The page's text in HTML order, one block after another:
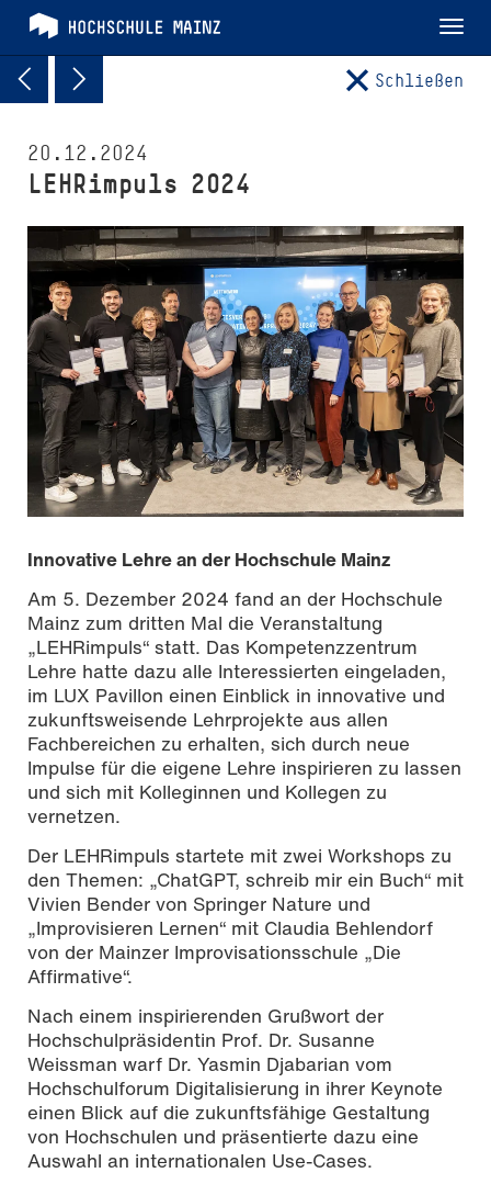
Schließen
20.12.2024
LEHRimpuls 2024
Innovative Lehre an der Hochschule Mainz
Am 5. Dezember 2024 fand an der Hochschule
Mainz zum dritten Mal die Veranstaltung
„LEHRimpuls“ statt. Das Kompetenzzentrum
Lehre hatte dazu alle Interessierten eingeladen,
im LUX Pavillon einen Einblick in innovative und
zukunftsweisende Lehrprojekte aus allen
Fachbereichen zu erhalten, sich durch neue
Impulse für die eigene Lehre inspirieren zu lassen
und sich mit Kolleginnen und Kollegen zu
vernetzen.
Der LEHRimpuls startete mit zwei Workshops zu
den Themen: „ChatGPT, schreib mir ein Buch“ mit
Vivien Bender von Springer Nature und
„Improvisieren Lernen“ mit Claudia Behlendorf
von der Mainzer Improvisationsschule „Die
Affirmative“.
Nach einem inspirierenden Grußwort der
Hochschulpräsidentin Prof. Dr. Susanne
Weissman warf Dr. Yasmin Djabarian vom
Hochschulforum Digitalisierung in ihrer Keynote
einen Blick auf die zukunftsfähige Gestaltung
von Hochschulen und präsentierte dazu eine
Auswahl an internationalen Use-Cases.